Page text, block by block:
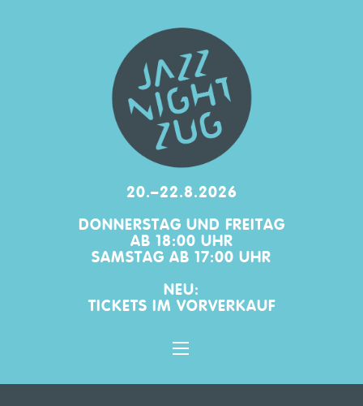
20.–22.8.2026
DONNERSTAG UND FREITAG
AB 18:00 UHR
SAMSTAG AB 17:00 UHR
NEU:
TICKETS IM VORVERKAUF